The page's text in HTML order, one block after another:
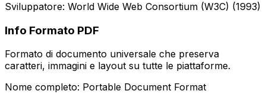
Sviluppatore: World Wide Web Consortium (W3C) (1993)
Info Formato PDF
Formato di documento universale che preserva
caratteri, immagini e layout su tutte le piattaforme.
Nome completo: Portable Document Format